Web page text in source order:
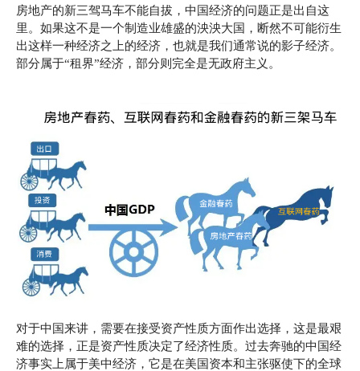
房地产的新三驾马车不能自拔，中国经济的问题正是出自这
里。如果这不是一个制造业雄盛的泱泱大国，断然不可能衍生
出这样一种经济之上的经济，也就是我们通常说的影子经济。
部分属于“租界”经济，部分则完全是无政府主义。
对于中国来讲，需要在接受资产性质方面作出选择，这是最艰
难的选择，正是资产性质决定了经济性质。过去奔驰的中国经
济事实上属于美中经济，它是在美国资本和主张驱使下的全球